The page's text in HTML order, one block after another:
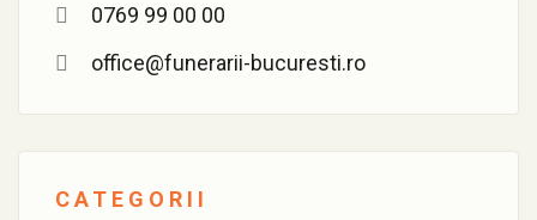
0769 99 00 00
office@funerarii-bucuresti.ro
CATEGORII